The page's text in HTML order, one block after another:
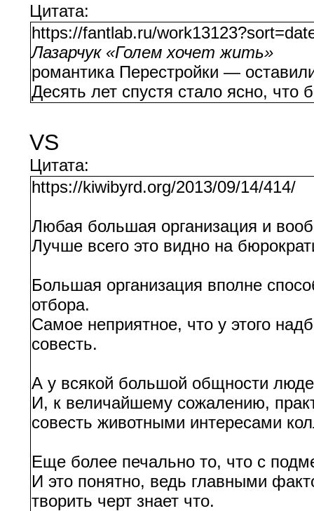
Цитата:
https://fantlab.ru/
Лазарчук «Голем хочет жить»
романтика Перестройки —
Десять лет спустя стало ясно,
VS
Цитата:
https://kiwibyrd.org/2013/09/14/414/
Любая большая организация и
Лучше всего это видно на
Большая организация вполне
отбора.
Самое неприятное, что у этого
совесть.
А у всякой большой общности
И, к величайшему сожалению,
совесть животными интересами
Еще более печально то, что с
И это понятно, ведь главными
творить черт знает что.